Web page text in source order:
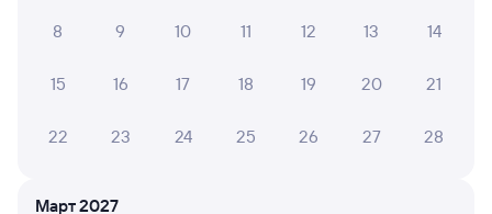
Отзывы пассажиров Туту о поездах
30 июля 2026 • Поезд 269Ь
8 9 10 11 12 13 14
15 16 17 18 19 20 21
22 23 24 25 26 27 28
Март 2027